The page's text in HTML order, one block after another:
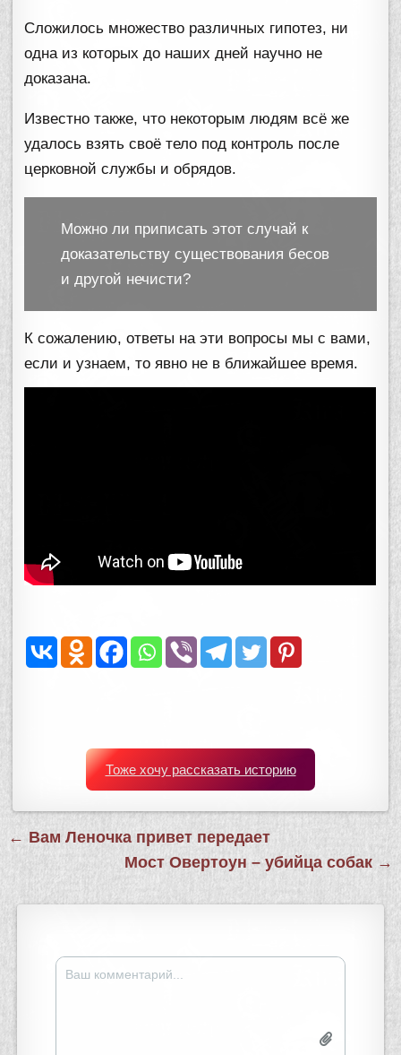
Сложилось множество различных гипотез, ни
одна из которых до наших дней научно не
доказана.
Известно также, что некоторым людям всё же
удалось взять своё тело под контроль после
церковной службы и обрядов.
Можно ли приписать этот случай к
доказательству существования бесов
и другой нечисти?
К сожалению, ответы на эти вопросы мы с вами,
если и узнаем, то явно не в ближайшее время.
Тоже хочу рассказать историю
Навигация
по
записям
← Вам Леночка привет передает
Мост Овертоун – убийца собак →